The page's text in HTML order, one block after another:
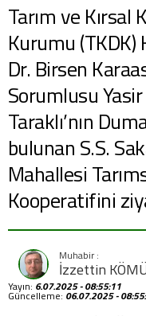
Tarım ve Kırsal
Kurumu
Dr. Birsen
Sorumlusu
Taraklı’nın
bulunan S.S.
Mahallesi
Kooperatifini
İzzettin
Yayın: 6.07.2025 - 08:55:11
Güncelleme: 06.07.2025 -